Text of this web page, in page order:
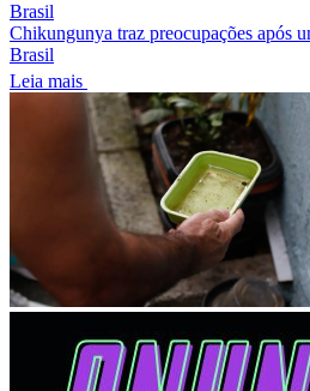
Brasil
Chikungunya traz preocupações após
Brasil
Leia mais